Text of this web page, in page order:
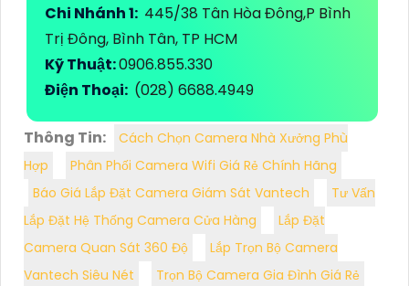
Chi Nhánh 1: 445/38 Tân Hòa Đông,P Bình
Trị Đông, Bình Tân, TP HCM
Kỹ Thuật:0906.855.330
Điện Thoại: (028) 6688.4949
Thông Tin:
Cách Chọn Camera Nhà Xưởng Phù
Hợp
Phân Phối Camera Wifi Giá Rẻ Chính Hãng
Báo Giá Lắp Đặt Camera Giám Sát Vantech
Tư Vấn
Lắp Đặt Hệ Thống Camera Cửa Hàng
Lắp Đặt
Camera Quan Sát 360 Độ
Lắp Trọn Bộ Camera
Vantech Siêu Nét
Trọn Bộ Camera Gia Đình Giá Rẻ